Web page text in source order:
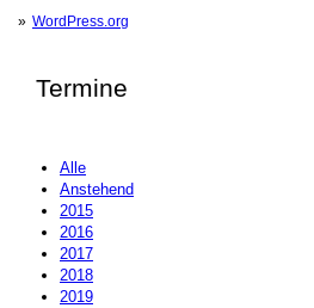
WordPress.org
Termine
Alle
Anstehend
2015
2016
2017
2018
2019